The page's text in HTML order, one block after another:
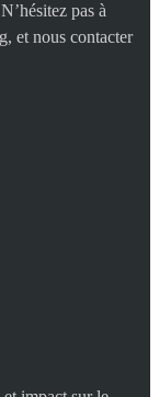
pas à
et nous contacter